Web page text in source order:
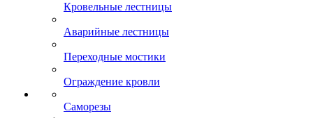
Кровельные лестницы
Аварийные лестницы
Переходные мостики
Ограждение кровли
Саморезы